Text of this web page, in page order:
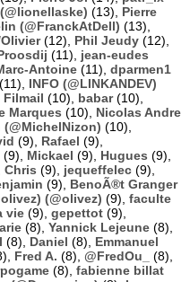
(13), Pierre
(@FranckAtDell) (13),
(12), Phil Jeudy (12),
(11), jean-eudes
Antoine (11), dparmen1
(11), INFO (@LINKANDEV)
Filmail (10), babar(10),
Marques (10), Nicolas Andre
(@MichelNizon) (10),
(9), Rafael (9),
(9), Mickael (9), Hugues (9),
Chris (9), jequeffelec (9),
(9), BenoÃ®t Granger
(@olivez) (9), faculte
vie (9), gepettot (9),
(8), Yannick Lejeune (8),
(8), Daniel (8), Emmanuel
Fred A. (8), @FredOu_
(8),
(8), fabienne billat